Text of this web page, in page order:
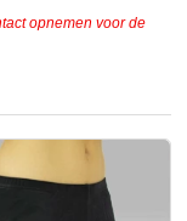
opnemen voor de